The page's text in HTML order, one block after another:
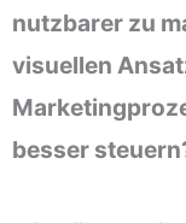
nutzbarer zu
visuellen
besser